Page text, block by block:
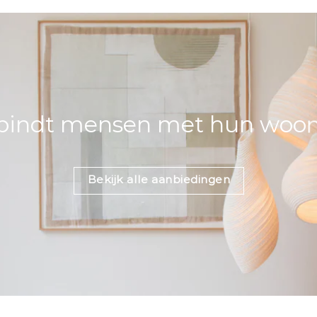
mensen met hun
Bekijk alle aanbiedingen